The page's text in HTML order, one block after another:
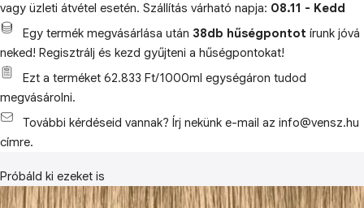
vagy üzleti átvétel esetén. Szállítás várható napja: 08.11 - Kedd
Egy termék megvásárlása után 38db hűségpontot írunk jóvá
neked! Regisztrálj és kezd gyűjteni a hűségpontokat!
Ezt a terméket 62.833 Ft/1000ml egységáron tudod
megvásárolni.
További kérdéseid vannak? Írj nekünk e-mail az info@vensz.hu
címre.
Próbáld ki ezeket is